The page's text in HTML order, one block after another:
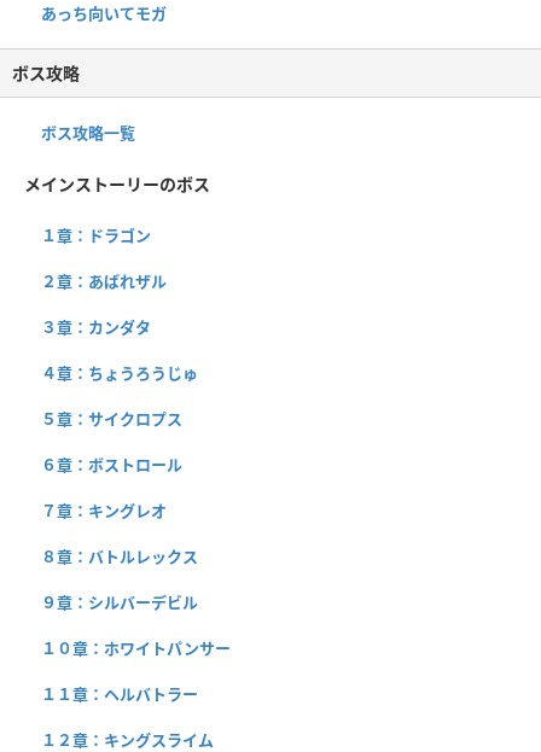
あっち向いてモガ
ボス攻略
ボス攻略一覧
メインストーリーのボス
１章：ドラゴン
２章：あばれザル
３章：カンダタ
４章：ちょうろうじゅ
５章：サイクロプス
６章：ボストロール
７章：キングレオ
８章：バトルレックス
９章：シルバーデビル
１０章：ホワイトパンサー
１１章：ヘルバトラー
１２章：キングスライム